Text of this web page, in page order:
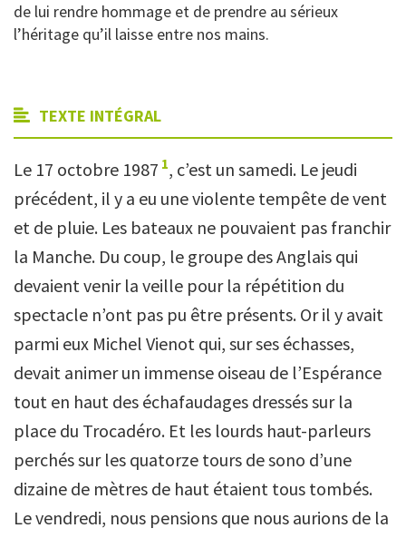
de lui rendre hommage et de prendre au sérieux
l’héritage qu’il laisse entre nos mains.
TEXTE INTÉGRAL
Le 17 octobre 1987 1, c’est un samedi. Le jeudi
précédent, il y a eu une violente tempête de vent
et de pluie. Les bateaux ne pouvaient pas franchir
la Manche. Du coup, le groupe des Anglais qui
devaient venir la veille pour la répétition du
spectacle n’ont pas pu être présents. Or il y avait
parmi eux Michel Vienot qui, sur ses échasses,
devait animer un immense oiseau de l’Espérance
tout en haut des échafaudages dressés sur la
place du Trocadéro. Et les lourds haut-parleurs
perchés sur les quatorze tours de sono d’une
dizaine de mètres de haut étaient tous tombés.
Le vendredi, nous pensions que nous aurions de la